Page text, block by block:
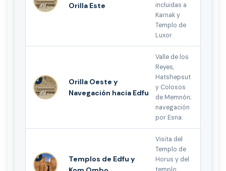
Orilla Este
incluidas a
Karnak y
Templo de
Luxor.
2
Orilla Oeste y
Navegación hacia Edfu
Valle de los
Reyes,
Hatshepsut
y Colosos
de Memnón;
navegación
por Esna.
3
Templos de Edfu y
Visita del
Templo de
Horus y del